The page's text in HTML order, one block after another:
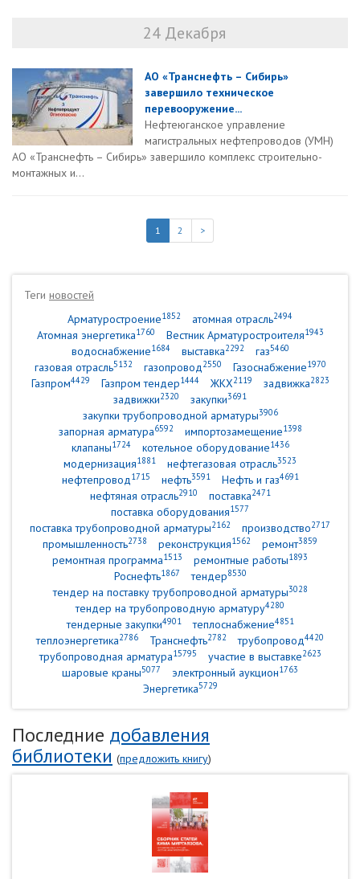
24 Декабря
АО «Транснефть – Сибирь»
завершило техническое
перевооружение...
Нефтеюганское управление
магистральных нефтепроводов (УМН)
АО «Транснефть – Сибирь» завершило комплекс строительно-
монтажных и...
1 2 >
Теги новостей
Арматуростроение1852 атомная отрасль2494
Атомная энергетика1760 Вестник Арматуростроителя1943
водоснабжение1684 выставка2292 газ5460
газовая отрасль5132 газопровод2550 Газоснабжение1970
Газпром4429 Газпром тендер1444 ЖКХ2119 задвижка2823
задвижки2320 закупки3691
закупки трубопроводной арматуры3906
запорная арматура6592 импортозамещение1398
клапаны1724 котельное оборудование1436
модернизация1881 нефтегазовая отрасль3523
нефтепровод1715 нефть3591 Нефть и газ4691
нефтяная отрасль2910 поставка2471
поставка оборудования1577
поставка трубопроводной арматуры2162 производство2717
промышленность2738 реконструкция1562 ремонт3859
ремонтная программа1513 ремонтные работы1893
Роснефть1867 тендер8530
тендер на поставку трубопроводной арматуры3028
тендер на трубопроводную арматуру4280
тендерные закупки4901 теплоснабжение4851
теплоэнергетика2786 Транснефть2782 трубопровод4420
трубопроводная арматура15795 участие в выставке2623
шаровые краны5077 электронный аукцион1763
Энергетика5729
Последние добавления
библиотеки (предложить книгу)